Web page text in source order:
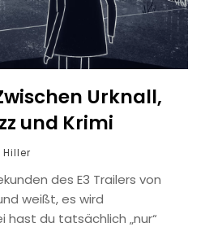
Urknall,
und Krimi
des E3 Trailers von
weißt, es wird
hast du tatsächlich „nur“